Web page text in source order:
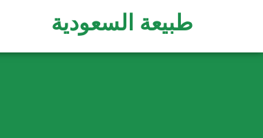
طبيعة السعودية